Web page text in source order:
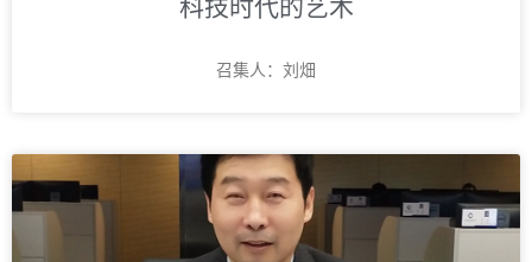
科技时代的艺术
召集人：刘畑